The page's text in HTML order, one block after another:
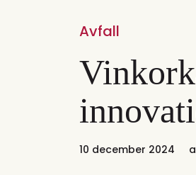
Avfall
10 december 2024